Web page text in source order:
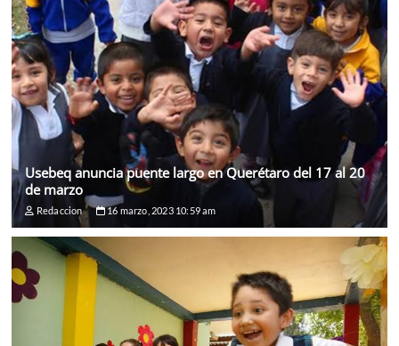
Usebeq anuncia puente largo en Querétaro del 17 al 20
de marzo
Redaccion 16 marzo, 2023 10:59 am